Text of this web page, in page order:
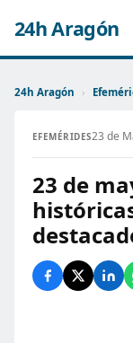
24h Aragón
24h Aragón ›
EFEMÉRIDES23 de
23 de